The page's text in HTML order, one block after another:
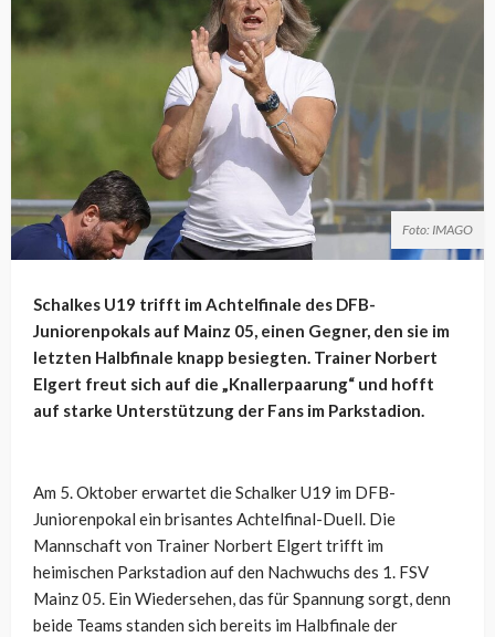
Foto: IMAGO
Schalkes U19 trifft im Achtelfinale des DFB-
Juniorenpokals auf Mainz 05, einen Gegner, den sie im
letzten Halbfinale knapp besiegten. Trainer Norbert
Elgert freut sich auf die „Knallerpaarung“ und hofft
auf starke Unterstützung der Fans im Parkstadion.
Am 5. Oktober erwartet die Schalker U19 im DFB-
Juniorenpokal ein brisantes Achtelfinal-Duell. Die
Mannschaft von Trainer Norbert Elgert trifft im
heimischen Parkstadion auf den Nachwuchs des 1. FSV
Mainz 05. Ein Wiedersehen, das für Spannung sorgt, denn
beide Teams standen sich bereits im Halbfinale der